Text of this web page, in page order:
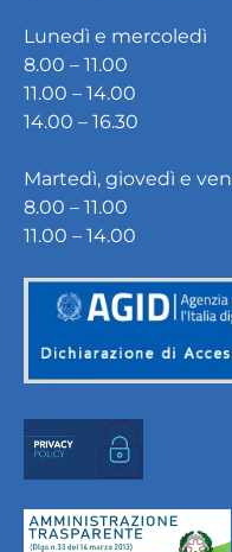
Lunedì e mercoledì
8.00 – 11.00
11.00 – 14.00
14.00 – 16.30
Martedì, giovedì e
8.00 – 11.00
11.00 – 14.00